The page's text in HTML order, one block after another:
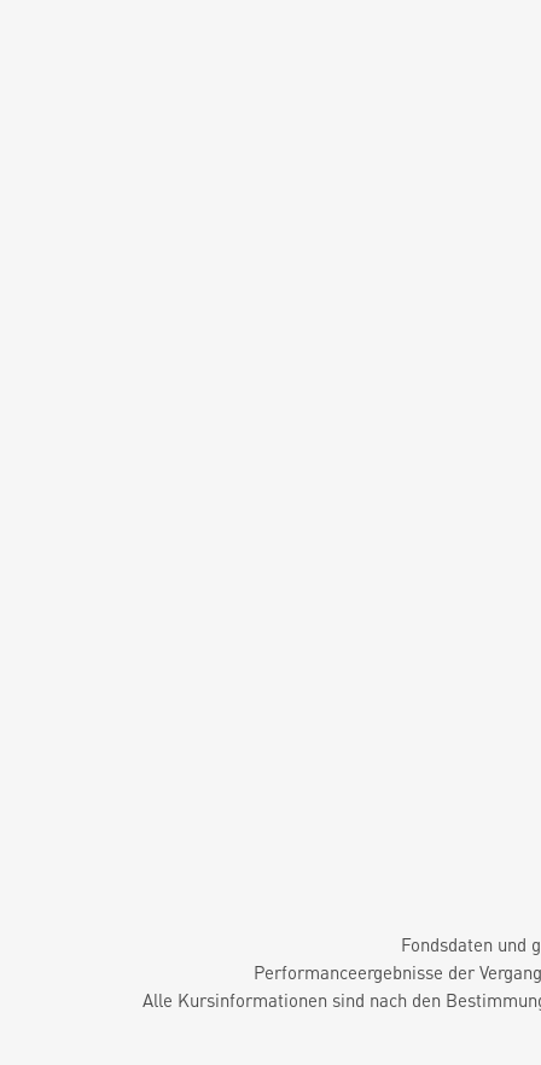
Fondsdaten und
Performanceergebnisse der
Alle Kursinformationen sind nach den